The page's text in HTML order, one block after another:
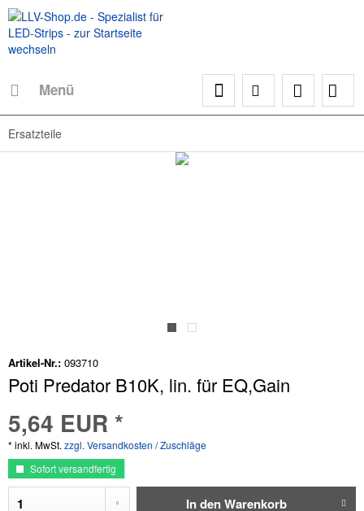
Menü
Ersatzteile
Artikel-Nr.: 093710
Poti Predator B10K, lin. für EQ,Gain
5,64 EUR *
* inkl. MwSt. zzgl. Versandkosten / Zuschläge
Sofort versandfertig
In denWarenkorb